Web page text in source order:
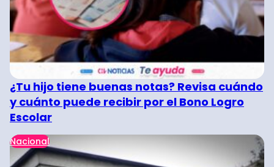
¿Tu hijo tiene buenas notas? Revisa cuándo
y cuánto puede recibir por el Bono Logro
Escolar
Nacional